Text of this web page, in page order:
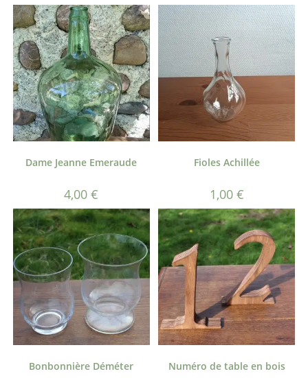
Dame Jeanne Emeraude
4,00€
Fioles Achillée
1,00 €
Bonbonnière Déméter Numéro de table en bois